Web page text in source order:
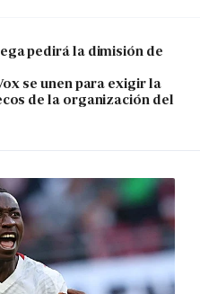
pedirá la dimisión de
se unen para exigir la
de la organización del